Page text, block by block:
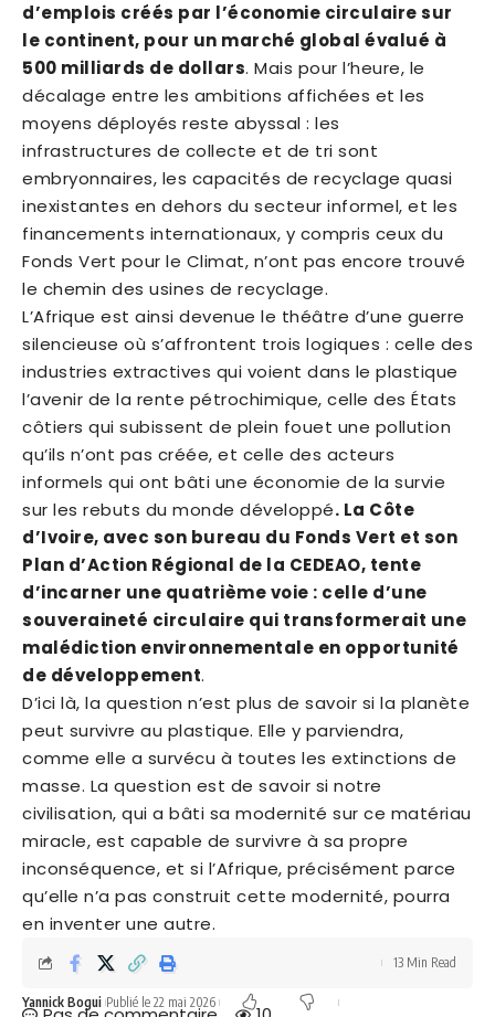
d’emplois créés par l’économie circulaire sur
le continent, pour un marché global évalué à
500 milliards de dollars. Mais pour l’heure, le
décalage entre les ambitions affichées et les
moyens déployés reste abyssal : les
infrastructures de collecte et de tri sont
embryonnaires, les capacités de recyclage quasi
inexistantes en dehors du secteur informel, et les
financements internationaux, y compris ceux du
Fonds Vert pour le Climat, n’ont pas encore trouvé
le chemin des usines de recyclage.
L’Afrique est ainsi devenue le théâtre d’une guerre
silencieuse où s’affrontent trois logiques : celle des
industries extractives qui voient dans le plastique
l’avenir de la rente pétrochimique, celle des États
côtiers qui subissent de plein fouet une pollution
qu’ils n’ont pas créée, et celle des acteurs
informels qui ont bâti une économie de la survie
sur les rebuts du monde développé. La Côte
d’Ivoire, avec son bureau du Fonds Vert et son
Plan d’Action Régional de la CEDEAO, tente
d’incarner une quatrième voie : celle d’une
souveraineté circulaire qui transformerait une
malédiction environnementale en opportunité
de développement.
D’ici là, la question n’est plus de savoir si la planète
peut survivre au plastique. Elle y parviendra,
comme elle a survécu à toutes les extinctions de
masse. La question est de savoir si notre
civilisation, qui a bâti sa modernité sur ce matériau
miracle, est capable de survivre à sa propre
inconséquence, et si l’Afrique, précisément parce
qu’elle n’a pas construit cette modernité, pourra
en inventer une autre.
Yannick Bogui Publié le 22 mai 2026
13 Min Read